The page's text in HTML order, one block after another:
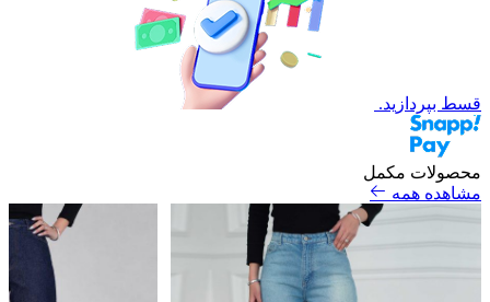
قسط بپردازید.
محصولات مکمل
مشاهده همه